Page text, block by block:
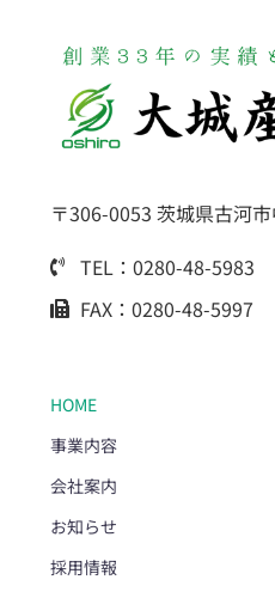
〒306-0053 茨城県古河
TEL：0280-48-5983
FAX：0280-48-5997
HOME
事業内容
会社案内
お知らせ
採用情報